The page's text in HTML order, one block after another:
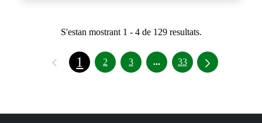
S'estan mostrant 1 - 4 de 129 resultats.
1 2 3 ...Pàgines intermèdies
33